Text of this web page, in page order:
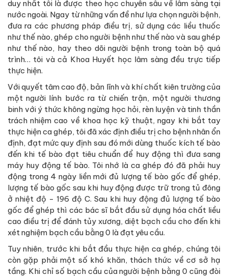
duy nhất tôi là được theo học chuyên sâu về lâm sàng tại
nước ngoài. Ngay từ những vấn đề như lựa chọn người bệnh,
đưa ra các phương pháp điều trị, sử dụng các liều thuốc
như thế nào, ghép cho người bệnh như thế nào và sau ghép
như thế nào, hay theo dõi người bệnh trong toàn bộ quá
trình… tôi và cả Khoa Huyết học lâm sàng đều trực tiếp
thực hiện.
Với quyết tâm cao độ, bản lĩnh và khí chất kiên trường của
một người lính bước ra từ chiến trận, một người thương
binh với ý thức không ngừng học hỏi, rèn luyện và tinh thần
trách nhiệm cao về khoa học kỹ thuật, ngay khi bắt tay
thực hiện ca ghép, tôi đã xác định điều trị cho bệnh nhân ổn
định, đạt mức quy định sau đó mới dùng thuốc kích tế bào
đến khi tế bào đạt tiêu chuẩn để huy động thì đưa sang
máy huy động tế bào. Tôi nhớ là ca ghép đó đã phải huy
động trong 4 ngày liền mới đủ lượng tế bào gốc để ghép,
lượng tế bào gốc sau khi huy động được trữ trong tủ đông
ở nhiệt độ - 196 độ C. Sau khi huy động đủ lượng tế bào
gốc để ghép thì các bác sĩ bắt đầu sử dụng hóa chất liều
cao điều trị để đánh tủy xương, diệt bạch cầu cho đến khi
xét nghiệm bạch cầu bằng 0 là đạt yêu cầu.
Tuy nhiên, trước khi bắt đầu thực hiện ca ghép, chúng tôi
còn gặp phải một số khó khăn, thách thức về cơ sở hạ
tầng. Khi chỉ số bạch cầu của người bệnh bằng 0 cũng đòi